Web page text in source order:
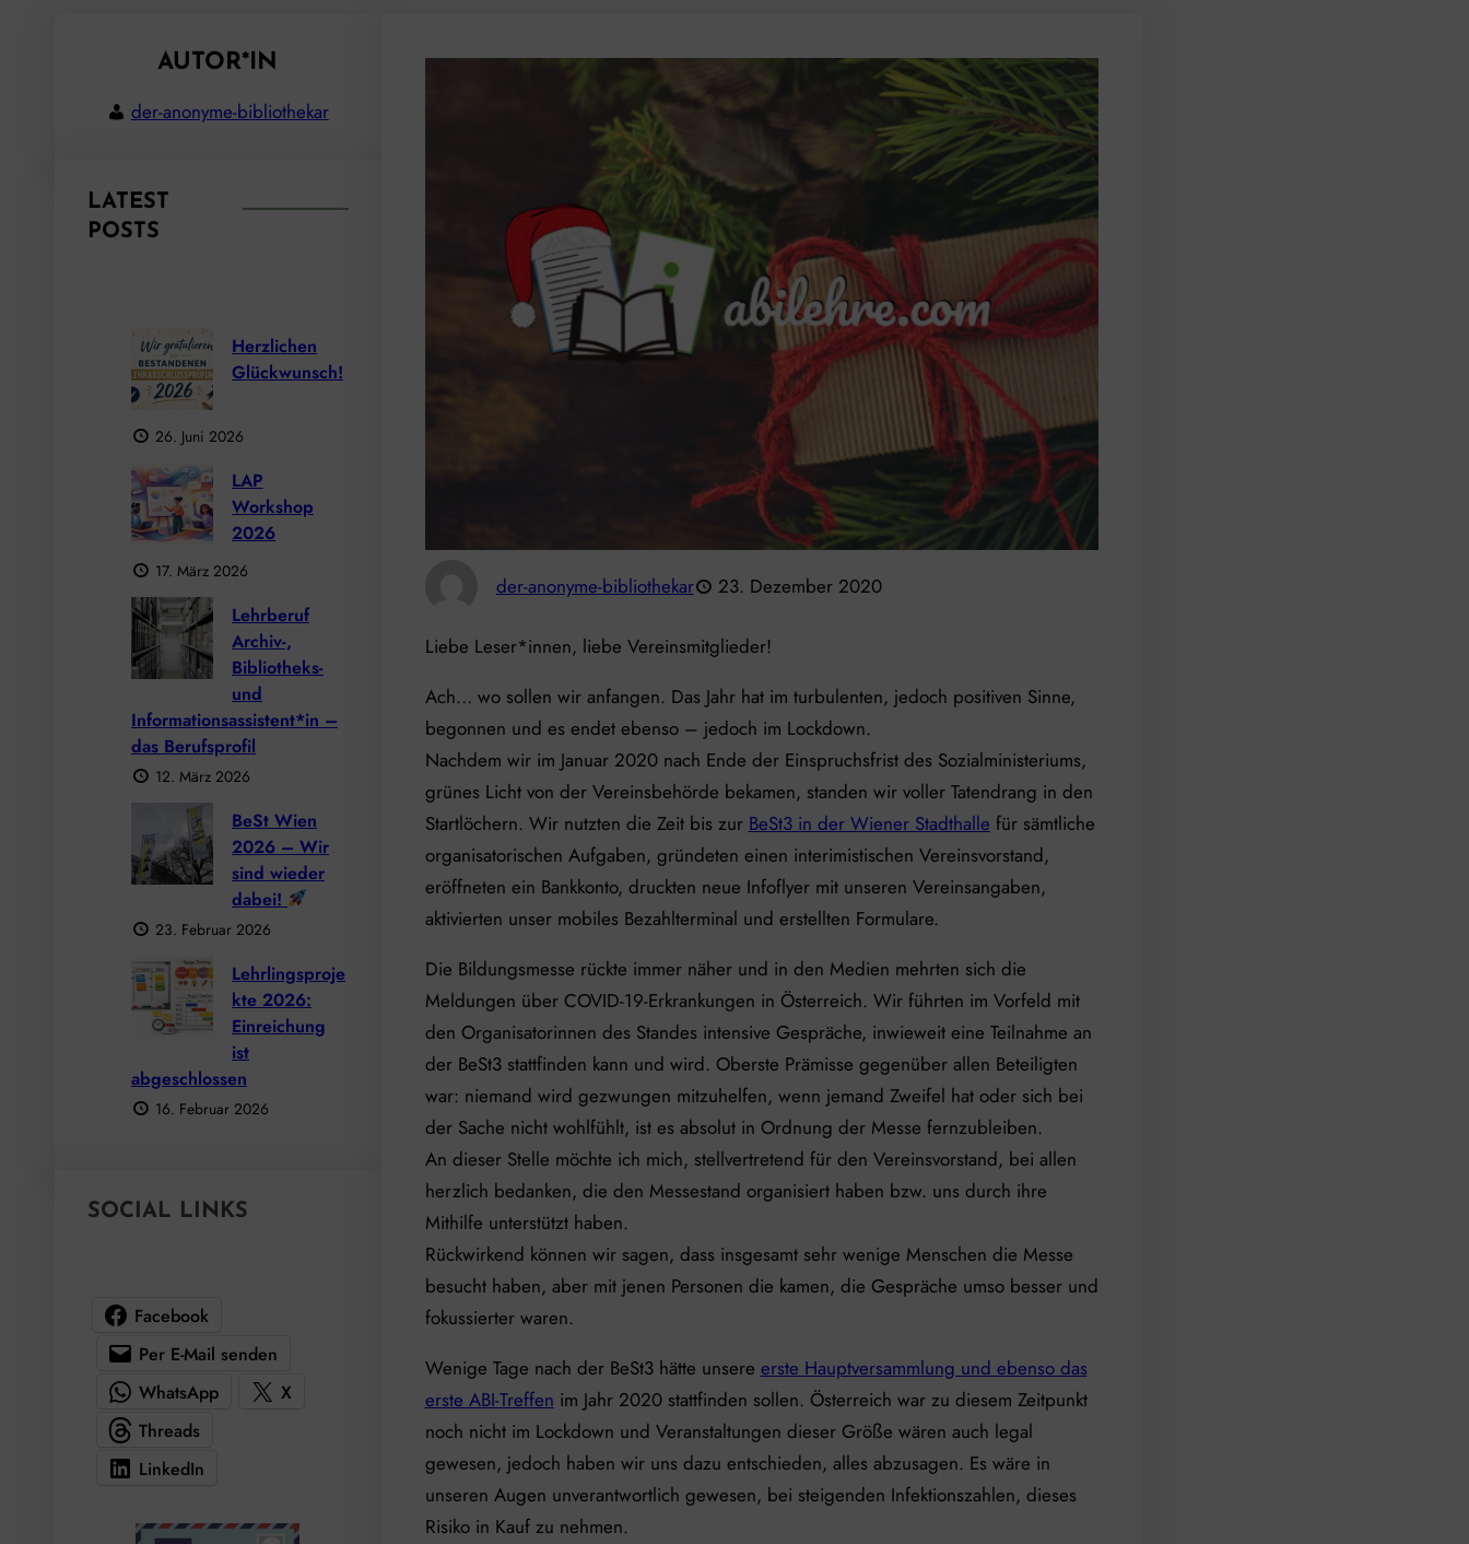
AUTOR*IN
der-anonyme-bibliothekar
LATEST
POSTS
Herzlichen
Glückwunsch!
26. Juni 2026
LAP
Workshop
2026
17. März 2026
Lehrberuf
Archiv-,
Bibliotheks-
und
Informationsassistent*in –
das Berufsprofil
12. März 2026
BeSt Wien
2026 – Wir
sind wieder
dabei!
23. Februar 2026
Lehrlingsproje
kte 2026:
Einreichung
ist
abgeschlossen
16. Februar 2026
SOCIAL LINKS
Facebook
Per E-Mail senden
WhatsApp
X
Threads
LinkedIn
der-anonyme-bibliothekar 23. Dezember 2020
Liebe Leser*innen, liebe Vereinsmitglieder!
Ach… wo sollen wir anfangen. Das Jahr hat im turbulenten, jedoch positiven Sinne,
begonnen und es endet ebenso – jedoch im Lockdown.
Nachdem wir im Januar 2020 nach Ende der Einspruchsfrist des Sozialministeriums,
grünes Licht von der Vereinsbehörde bekamen, standen wir voller Tatendrang in den
Startlöchern. Wir nutzten die Zeit bis zur BeSt3 in der Wiener Stadthalle für sämtliche
organisatorischen Aufgaben, gründeten einen interimistischen Vereinsvorstand,
eröffneten ein Bankkonto, druckten neue Infoflyer mit unseren Vereinsangaben,
aktivierten unser mobiles Bezahlterminal und erstellten Formulare.
Die Bildungsmesse rückte immer näher und in den Medien mehrten sich die
Meldungen über COVID-19-Erkrankungen in Österreich. Wir führten im Vorfeld mit
den Organisatorinnen des Standes intensive Gespräche, inwieweit eine Teilnahme an
der BeSt3 stattfinden kann und wird. Oberste Prämisse gegenüber allen Beteiligten
war: niemand wird gezwungen mitzuhelfen, wenn jemand Zweifel hat oder sich bei
der Sache nicht wohlfühlt, ist es absolut in Ordnung der Messe fernzubleiben.
An dieser Stelle möchte ich mich, stellvertretend für den Vereinsvorstand, bei allen
herzlich bedanken, die den Messestand organisiert haben bzw. uns durch ihre
Mithilfe unterstützt haben.
Rückwirkend können wir sagen, dass insgesamt sehr wenige Menschen die Messe
besucht haben, aber mit jenen Personen die kamen, die Gespräche umso besser und
fokussierter waren.
Wenige Tage nach der BeSt3 hätte unsere erste Hauptversammlung und ebenso das
erste ABI-Treffen im Jahr 2020 stattfinden sollen. Österreich war zu diesem Zeitpunkt
noch nicht im Lockdown und Veranstaltungen dieser Größe wären auch legal
gewesen, jedoch haben wir uns dazu entschieden, alles abzusagen. Es wäre in
unseren Augen unverantwortlich gewesen, bei steigenden Infektionszahlen, dieses
Risiko in Kauf zu nehmen.